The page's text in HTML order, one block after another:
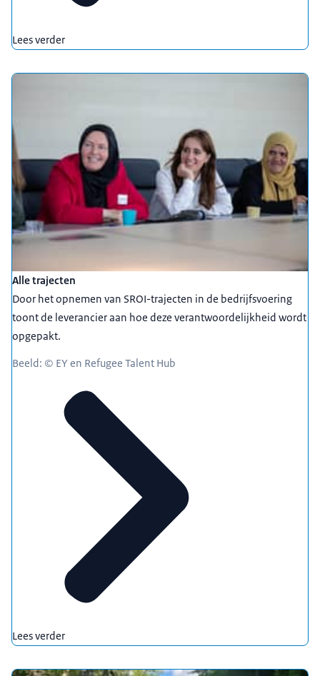
Lees verder
Alle trajecten
Door het opnemen van SROI-trajecten in de bedrijfsvoering
toont de leverancier aan hoe deze verantwoordelijkheid wordt
opgepakt.
Beeld: © EY en Refugee Talent Hub
Lees verder